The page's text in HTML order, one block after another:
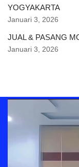
YOGYAKARTA
Januari 3, 2026
JUAL & PASANG
Januari 3, 2026